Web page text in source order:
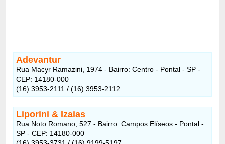
Adevantur
Rua Macyr Ramazini, 1974 - Bairro: Centro - Pontal - SP -
CEP: 14180-000
(16) 3953-2111 / (16) 3953-2112
Liporini & Izaias
Rua Noto Romano, 527 - Bairro: Campos Elíseos - Pontal -
SP - CEP: 14180-000